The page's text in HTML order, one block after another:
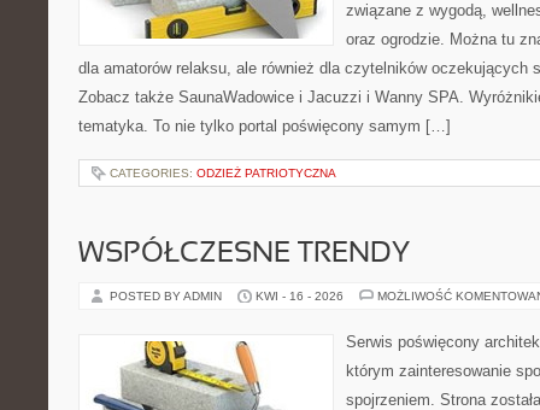
związane z wygodą,
oraz ogrodzie. Można tu
dla amatorów relaksu, ale również dla czytelników oczekujących
Zobacz także SaunaWadowice i Jacuzzi i Wanny SPA.
tematyka. To nie tylko portal poświęcony samym […]
CATEGORIES: ODZIEŻ PATRIOTYCZNA
WSPÓŁCZESNE TRENDY
POSTED BY ADMIN KWI - 16 - 2026 MOŻLIWOŚĆ
Serwis poświęcony
którym zainteresowanie
spojrzeniem. Strona